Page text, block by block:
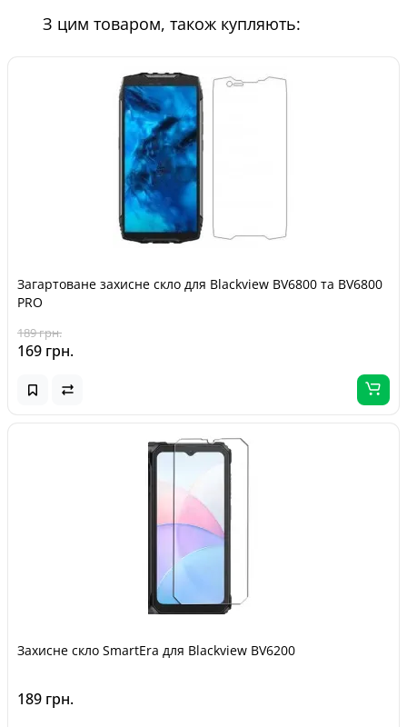
З цим товаром, також купляють:
Загартоване захисне скло для Blackview BV6800 та BV6800
PRO
189 грн.
169 грн.
Захисне скло SmartEra для Blackview BV6200
189 грн.